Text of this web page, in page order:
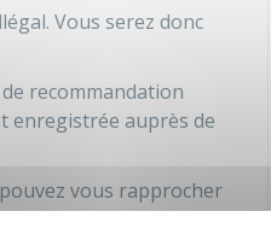
Vous serez donc
recommandation
enregistrée auprès de
vous rapprocher